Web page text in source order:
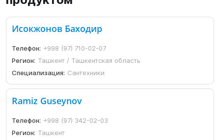
Исокжонов Баходир
Телефон: +998 (97) 710-02-07
Регион: Ташкент / Ташкентская область
Специализация: Сантехники
Ramiz Guseynov
Телефон: +998 (97) 342-02-03
Регион: Ташкент